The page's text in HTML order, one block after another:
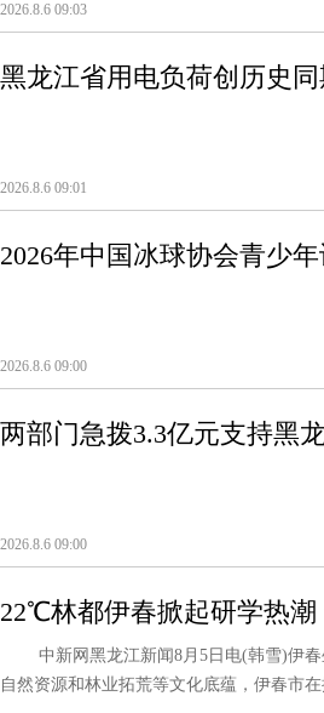
2026.8.6 09:03
黑龙江省用电负荷创历史
2026.8.6 09:01
2026年中国冰球协会青少
2026.8.6 09:00
两部门急拨3.3亿元支持黑
2026.8.6 09:00
22℃林都伊春掀起研学热
中新网黑龙江新闻8月5日电(韩雪)伊春
自然资源和林业拓荒等文化底蕴，伊春市